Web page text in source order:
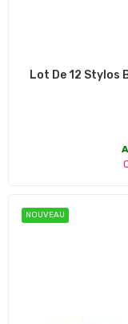
Lot De 12 Stylos
NOUVEAU